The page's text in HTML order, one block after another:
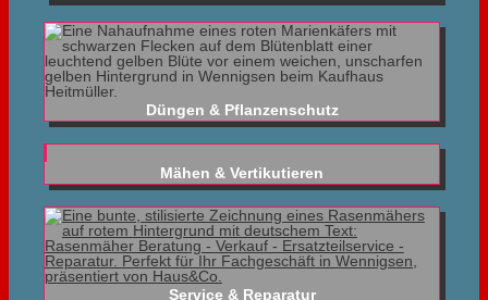
Düngen & Pflanzenschutz
Mähen & Vertikutieren
Service & Reparatur